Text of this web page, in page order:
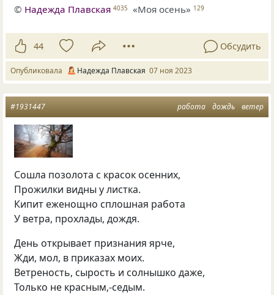
© Надежда Плавская 4035 «Моя осень» 129
44 Обсудить
Опубликовала Надежда Плавская 07 ноя 2023
работа дождь ветер
#1931447
Сошла позолота с красок осенних,
Прожилки видны у листка.
Кипит еженощно сплошная работа
У ветра, прохлады, дождя.
День открывает признания ярче,
Жди, мол, в приказах моих.
Ветреность, сырость и солнышко даже,
Только не красным,-седым.